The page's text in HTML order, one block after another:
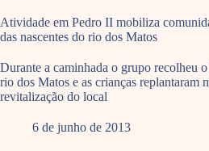
Atividade em Pedro II mobiliza
das nascentes do rio dos Matos
Durante a caminhada o grupo recolheu
rio dos Matos e as crianças replantaram
revitalização do local
6 de junho de 2013